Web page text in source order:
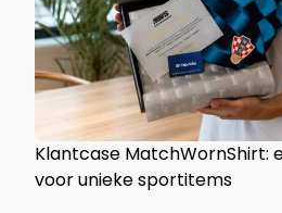
Klantcase MatchWornShirt:
voor unieke sportitems